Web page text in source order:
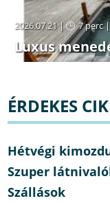
2026.07.21 | 7 perc
Luxus
ÉRDEKES
Hétvégi
Szuper
Szállások